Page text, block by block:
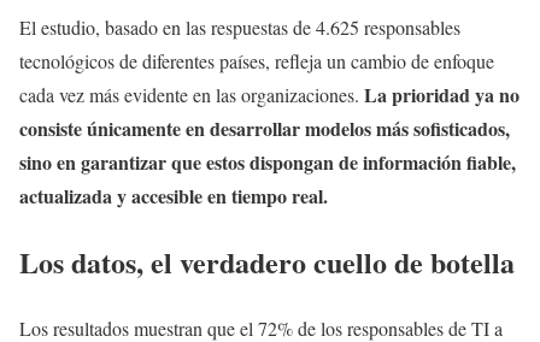
El estudio, basado en las respuestas de 4.625 responsables
tecnológicos de diferentes países, refleja un cambio de enfoque
cada vez más evidente en las organizaciones. La prioridad ya no
consiste únicamente en desarrollar modelos más sofisticados,
sino en garantizar que estos dispongan de información fiable,
actualizada y accesible en tiempo real.
Los datos, el verdadero cuello de botella
Los resultados muestran que el 72% de los responsables de TI a